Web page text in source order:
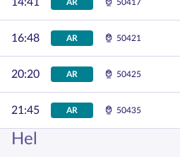
AR 50417
16:48 AR 50421
20:20 AR 50425
21:45 AR 50435
Hel